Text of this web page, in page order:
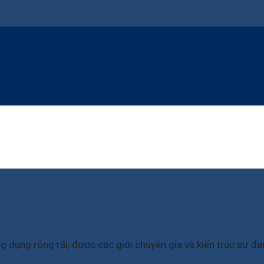
dụng rộng rãi, được các giới chuyên gia và kiến trúc sư